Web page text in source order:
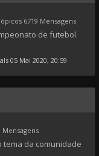
6719 Mensagens
de futebol
05 Mai 2020, 20:59
Mensagens
tema da comunidade